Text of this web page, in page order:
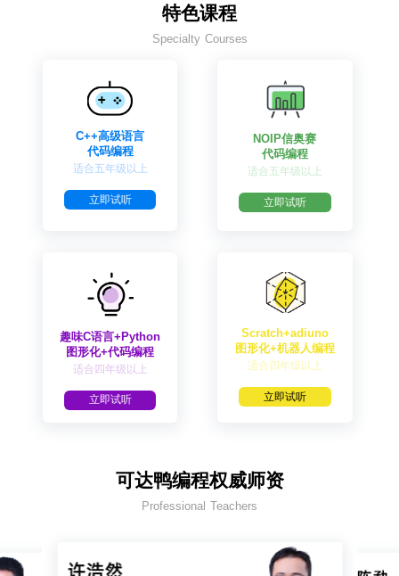
特色课程
Specialty Courses
C++高级语言
代码编程
适合五年级以上
立即试听
NOIP信奥赛
代码编程
适合五年级以上
立即试听
趣味C语言+Python
图形化+代码编程
适合四年级以上
立即试听
Scratch+adiuno
图形化+机器人编程
适合四年级以上
立即试听
可达鸭编程权威师资
Professional Teachers